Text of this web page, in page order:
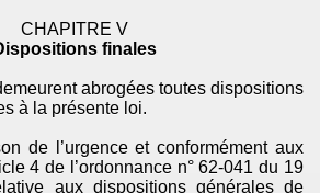
CHAPITRE V
finales
abrogées toutes dispositions
à la présente loi.
de l’urgence et conformément aux
4 de l’ordonnance n° 62-041 du 19
aux dispositions générales de